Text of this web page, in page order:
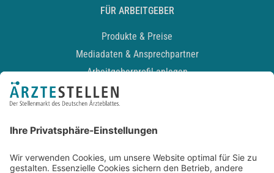
FÜR ARBEITGEBER
Produkte & Preise
Mediadaten & Ansprechpartner
Arbeitgeberprofil anlegen
Recruiting-Podcast
Kontakt